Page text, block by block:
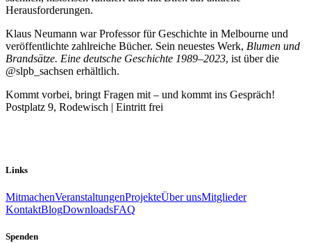
Herausforderungen.
Klaus Neumann war Professor für Geschichte in Melbourne und
veröffentlichte zahlreiche Bücher. Sein neuestes Werk, Blumen und
Brandsätze. Eine deutsche Geschichte 1989–2023, ist über die
@slpb_sachsen erhältlich.
Kommt vorbei, bringt Fragen mit – und kommt ins Gespräch!
Postplatz 9, Rodewisch | Eintritt frei
Links
MitmachenVeranstaltungenProjekteÜber unsMitglieder
KontaktBlogDownloadsFAQ
Spenden